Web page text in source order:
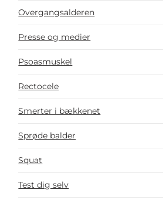
Overgangsalderen
Presse og medier
Psoasmuskel
Rectocele
Smerter i bækkenet
Sprøde balder
Squat
Test dig selv